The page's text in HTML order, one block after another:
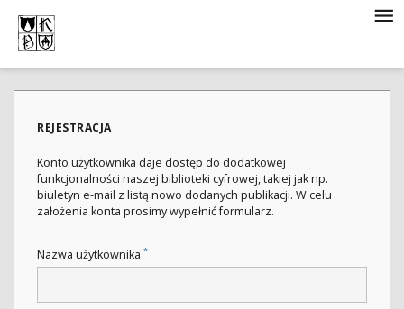
REJESTRACJA
Konto użytkownika daje dostęp do dodatkowej
funkcjonalności naszej biblioteki cyfrowej, takiej jak np.
biuletyn e-mail z listą nowo dodanych publikacji. W celu
założenia konta prosimy wypełnić formularz.
Nazwa użytkownika *